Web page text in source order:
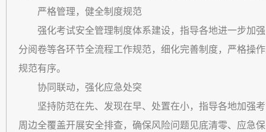
严格管理，健全制度规范
强化考试安全管理制度体系建设，指导各地进一步加
分阅卷等各环节全流程工作规范，细化完善制度，严格操
规范有序。
协同联动，强化应急处突
坚持防范在先、发现在早、处置在小，指导各地加强
周边全覆盖开展安全排查，确保风险问题见底清零、应急